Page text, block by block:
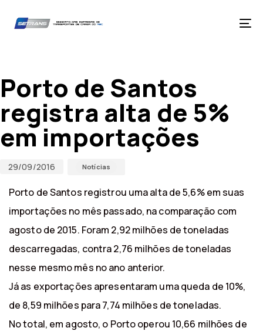
primary
Porto de Santos
registra alta de 5%
em importações
29/09/2016 Notícias
Porto de Santos registrou uma alta de 5,6% em suas
importações no mês passado, na comparação com
agosto de 2015. Foram 2,92 milhões de toneladas
descarregadas, contra 2,76 milhões de toneladas
nesse mesmo mês no ano anterior.
Já as exportações apresentaram uma queda de 10%,
de 8,59 milhões para 7,74 milhões de toneladas.
No total, em agosto, o Porto operou 10,66 milhões de